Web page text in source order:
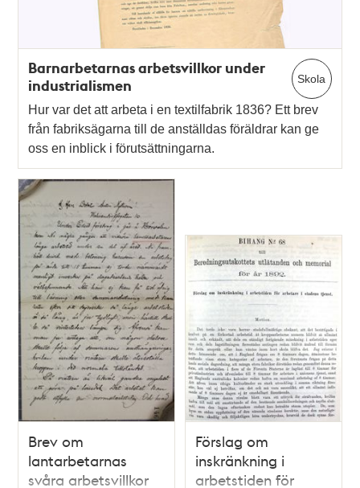
Skola
Barnarbetarnas arbetsvillkor under
industrialismen
Hur var det att arbeta i en textilfabrik 1836? Ett brev
från fabriksägarna till de anställdas föräldrar kan ge
oss en inblick i förutsättningarna.
Brev om
lantarbetarnas
svåra arbetsvillkor
Förslag om
inskränkning i
arbetstiden för